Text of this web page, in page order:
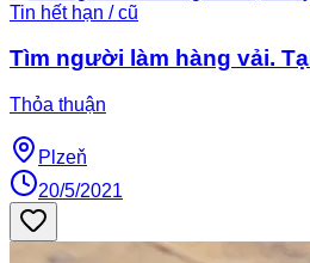
Tin hết hạn / cũ
Tìm người làm hàng vải.
Thỏa thuận
Plzeň
20/5/2021